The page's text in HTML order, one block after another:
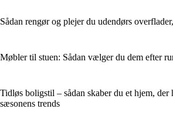
Sådan rengør og plejer du udendørs
Møbler til stuen: Sådan vælger du dem efter
Tidløs boligstil – sådan skaber du et hjem,
sæsonens trends